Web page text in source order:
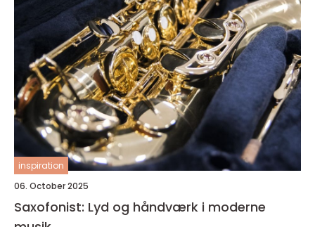
inspiration
06. October 2025
Saxofonist: Lyd og håndværk i moderne